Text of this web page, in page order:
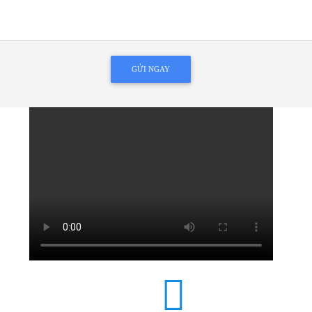
GỬI NGAY